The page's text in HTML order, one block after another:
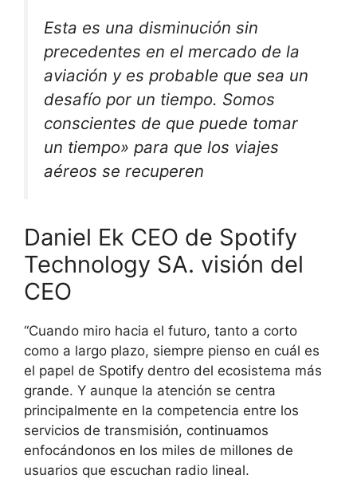
Esta es una disminución sin
precedentes en el mercado de la
aviación y es probable que sea un
desafío por un tiempo. Somos
conscientes de que puede tomar
un tiempo» para que los viajes
aéreos se recuperen
Daniel Ek CEO de Spotify
Technology SA. visión del
CEO
“Cuando miro hacia el futuro, tanto a corto
como a largo plazo, siempre pienso en cuál es
el papel de Spotify dentro del ecosistema más
grande. Y aunque la atención se centra
principalmente en la competencia entre los
servicios de transmisión, continuamos
enfocándonos en los miles de millones de
usuarios que escuchan radio lineal.